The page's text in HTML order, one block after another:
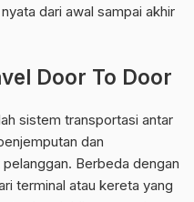
dari awal sampai akhir
Door To Door
sistem transportasi antar
dan
Berbeda dengan
terminal atau kereta yang